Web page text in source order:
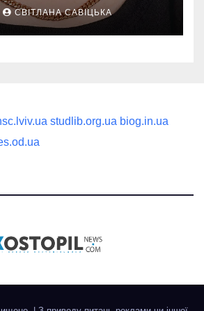
по выбору
украшения
СВІТЛАНА САВІЦЬКА
studlib.org.ua biog.in.ua